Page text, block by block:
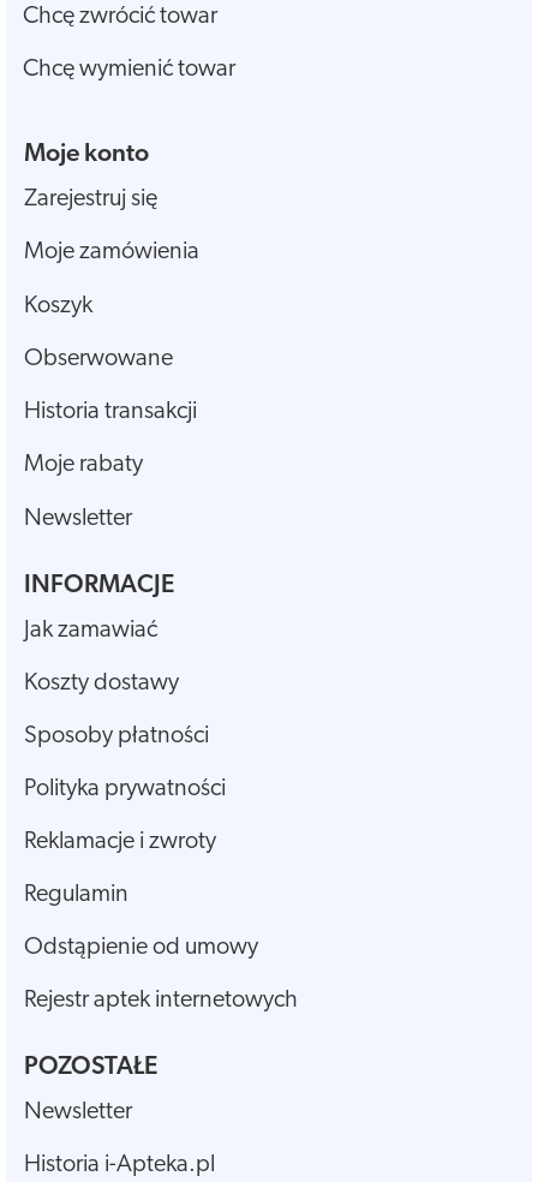
Chcę zwrócić towar
Chcę wymienić towar
Moje konto
Zarejestruj się
Moje zamówienia
Koszyk
Obserwowane
Historia transakcji
Moje rabaty
Newsletter
INFORMACJE
Jak zamawiać
Koszty dostawy
Sposoby płatności
Polityka prywatności
Reklamacje i zwroty
Regulamin
Odstąpienie od umowy
Rejestr aptek internetowych
POZOSTAŁE
Newsletter
Historia i-Apteka.pl